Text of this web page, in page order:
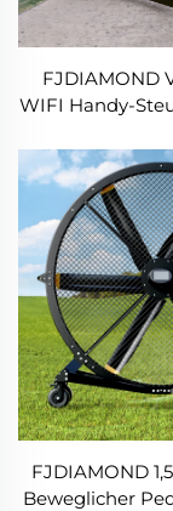
FJDIAMOND
WIFI Handy-
leiser
2000mm
FJDIAMOND
Beweglicher